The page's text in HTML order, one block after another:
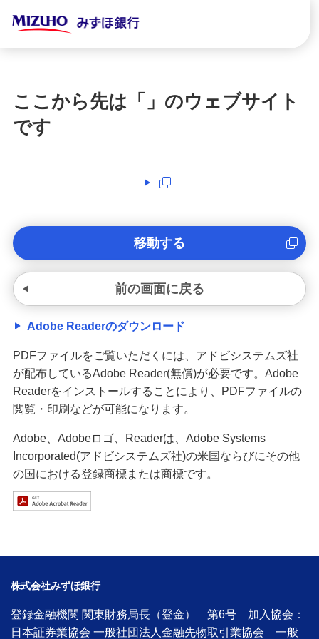
ここから先は「 」のウェブサイト
です
移動する
前の画面に戻る
Adobe Readerのダウンロード
PDFファイルをご覧いただくには、アドビシステムズ社
が配布しているAdobe Reader(無償)が必要です。Adobe
Readerをインストールすることにより、PDFファイルの
閲覧・印刷などが可能になります。
Adobe、Adobeロゴ、Readerは、Adobe Systems
Incorporated(アドビシステムズ社)の米国ならびにその他
の国における登録商標または商標です。
株式会社みずほ銀行
登録金融機関 関東財務局長（登金） 第6号 加入協会：
日本証券業協会 一般社団法人金融先物取引業協会 一般